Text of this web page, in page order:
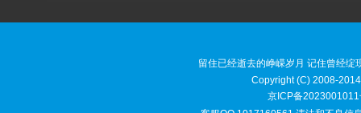
留住已经逝去的峥嵘岁月 记住曾经绽
Copyright (C) 2008-
京ICP备